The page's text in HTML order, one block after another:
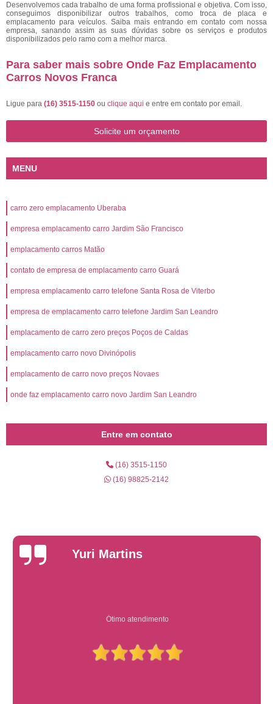
Desenvolvemos cada trabalho de uma forma profissional e objetiva. Com isso,
conseguimos disponibilizar outros trabalhos, como troca de placa e
emplacamento para veículos. Saiba mais entrando em contato com nossa
empresa, sanando assim as suas dúvidas sobre os serviços e produtos
disponibilizados pelo ramo com a melhor marca.
Para saber mais sobre Onde Faz Emplacamento
Carros Novos Franca
Ligue para (16) 3515-1150 ou clique aqui e entre em contato por email.
Solicite um orçamento
MENU
carro zero emplacamento Uberaba
empresa emplacamento carro Jardim São Francisco
emplacamento carros Matão
contato de empresa de emplacamento carro Guará
empresa emplacamento carro telefone Santa Rosa de Viterbo
empresa de emplacamento carro telefone Jardim San Leandro
emplacamento de carro zero preços Poços de Caldas
emplacamento carro novo Divinópolis
emplacamento de carro novo preços Novaes
onde faz emplacamento carro novo Jardim San Leandro
Entre em contato
(16) 3515-1150
(16) 98825-2142
Yuri Martins
Ótimo atendimento